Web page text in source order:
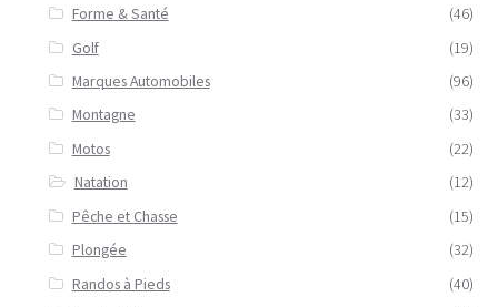
Forme & Santé
(46)
Golf
(19)
Marques Automobiles
(96)
Montagne
(33)
Motos
(22)
Natation
(12)
Pêche et Chasse
(15)
Plongée
(32)
Randos à Pieds
(40)